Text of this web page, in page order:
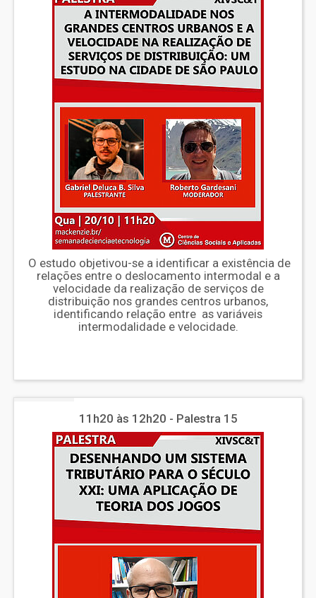
O estudo objetivou-se a identificar a existência de
relações entre o deslocamento intermodal e a
velocidade da realização de serviços de
distribuição nos grandes centros urbanos,
identificando relação entre as variáveis
intermodalidade e velocidade.
11h20 às 12h20 - Palestra 15